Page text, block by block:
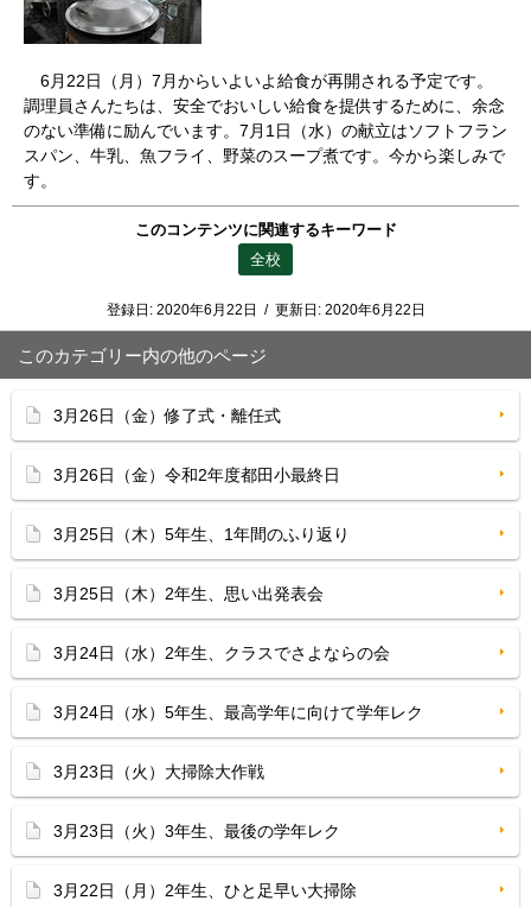
6月22日（月）7月からいよいよ給食が再開される予定です。
調理員さんたちは、安全でおいしい給食を提供するために、余念
のない準備に励んでいます。7月1日（水）の献立はソフトフラン
スパン、牛乳、魚フライ、野菜のスープ煮です。今から楽しみで
す。
このコンテンツに関連するキーワード
全校
登録日: 2020年6月22日 / 更新日: 2020年6月22日
このカテゴリー内の他のページ
3月26日（金）修了式・離任式
3月26日（金）令和2年度都田小最終日
3月25日（木）5年生、1年間のふり返り
3月25日（木）2年生、思い出発表会
3月24日（水）2年生、クラスでさよならの会
3月24日（水）5年生、最高学年に向けて学年レク
3月23日（火）大掃除大作戦
3月23日（火）3年生、最後の学年レク
3月22日（月）2年生、ひと足早い大掃除